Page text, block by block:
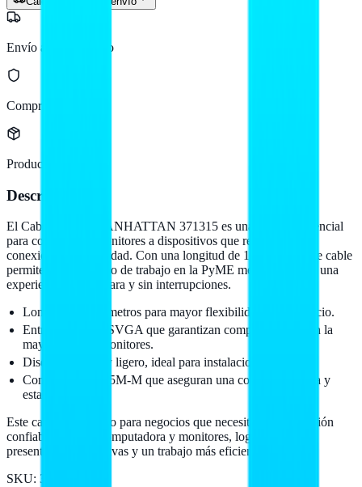
Envío a todo México
Compra protegida
Producto original
Descripción
El Cable SVGA MANHATTAN 371315 es una solución esencial
para conectar tus monitores a dispositivos que requieren una
conexión de alta calidad. Con una longitud de 1.8 metros, este cable
permite que tu equipo de trabajo en la PyME mexicana tenga una
experiencia visual clara y sin interrupciones.
Longitud de 1.8 metros para mayor flexibilidad en el espacio.
Entrada y salida SVGA que garantizan compatibilidad con la
mayoría de los monitores.
Diseño delgado y ligero, ideal para instalaciones rápidas.
Conectores HD15M-M que aseguran una conexión segura y
estable.
Este cable es perfecto para negocios que necesitan una conexión
confiable entre su computadora y monitores, logrando así
presentaciones efectivas y un trabajo más eficiente.
SKU: 371315